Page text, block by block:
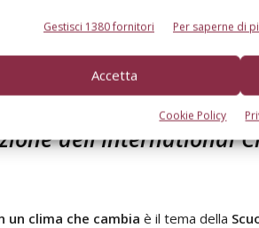
Gestisci 1380 fornitori Per saperne di
Accetta
Cookie Policy
Nota: Varietà tradizionali: BRL = Burlat; SMB = Samba;
delle cinque varietà. Nuove varietà: SA = Sweet Aryana;
SS = Sweet Saretta; x = media delle cinque varietà
dell'International
clima che cambia è il tema della